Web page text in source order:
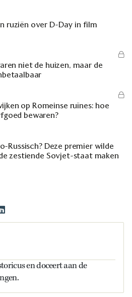
ruziën over D-Day in film
niet de huizen, maar de
op Romeinse ruïnes: hoe
bewaren?
Russisch? Deze premier wilde
zestiende Sovjet-staat maken
en doceert aan de